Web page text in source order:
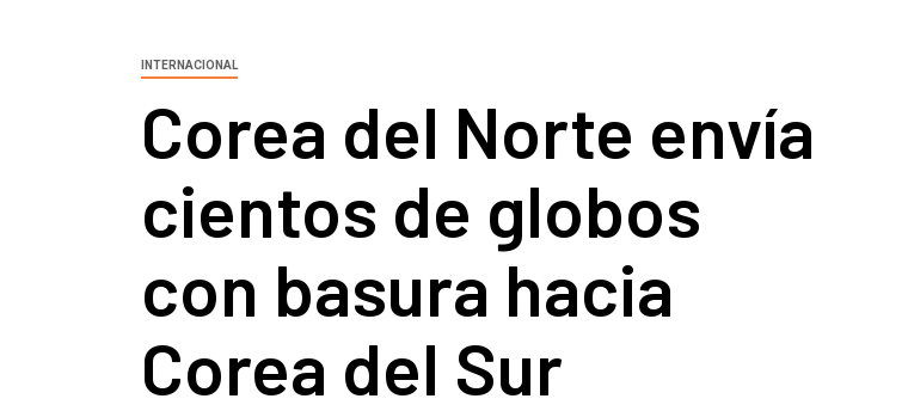
INTERNACIONAL
Corea del Norte envía
cientos de globos
con basura hacia
Corea del Sur